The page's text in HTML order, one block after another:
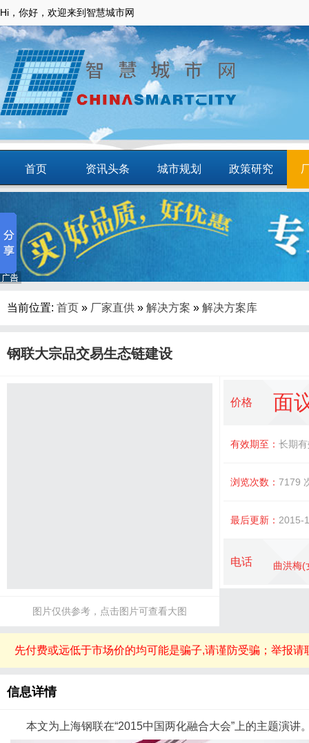
Hi，你好，欢迎来到智慧城市网
首页 资讯头条 城市规划 政策研究
智慧应用 商圈
当前位置: 首页 » 厂家直供 » 解决方案 » 解决方案库
钢联大宗品交易生态链建设
图片仅供参考，点击图片可查看大图
价格 面
有效期至： 长期
浏览次数： 7179
最后更新： 2015-
电话 曲洪梅(
先付费或远低于市场价的均可能是骗子,请谨防受骗；举报
信息详情
本文为上海钢联在“2015中国两化融合大会”上的主题演讲